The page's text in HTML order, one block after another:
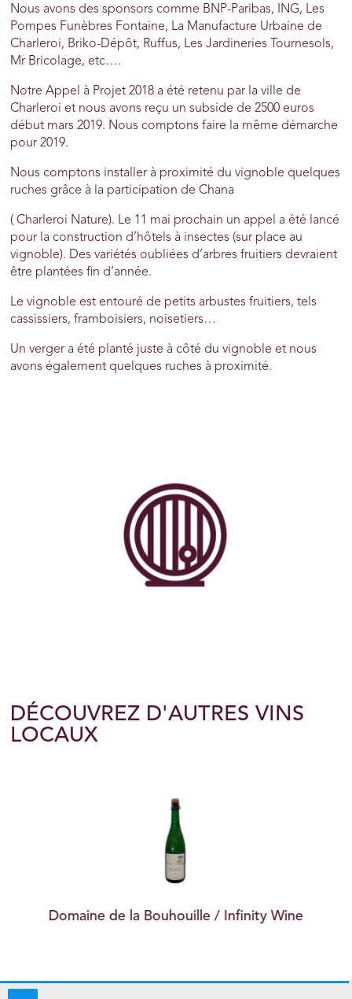
Nous avons des sponsors comme BNP-Paribas, ING, Les
Pompes Funèbres Fontaine, La Manufacture Urbaine de
Charleroi, Briko-Dépôt, Ruffus, Les Jardineries Tournesols,
Mr Bricolage, etc….
Notre Appel à Projet 2018 a été retenu par la ville de
Charleroi et nous avons reçu un subside de 2500 euros
début mars 2019. Nous comptons faire la même démarche
pour 2019.
Nous comptons installer à proximité du vignoble quelques
ruches grâce à la participation de Chana
( Charleroi Nature). Le 11 mai prochain un appel a été lancé
pour la construction d’hôtels à insectes (sur place au
vignoble). Des variétés oubliées d’arbres fruitiers devraient
être plantées fin d’année.
Le vignoble est entouré de petits arbustes fruitiers, tels
cassissiers, framboisiers, noisetiers…
Un verger a été planté juste à côté du vignoble et nous
avons également quelques ruches à proximité.
DÉCOUVREZ D'AUTRES VINS
LOCAUX
Domaine de la Bouhouille / Infinity Wine